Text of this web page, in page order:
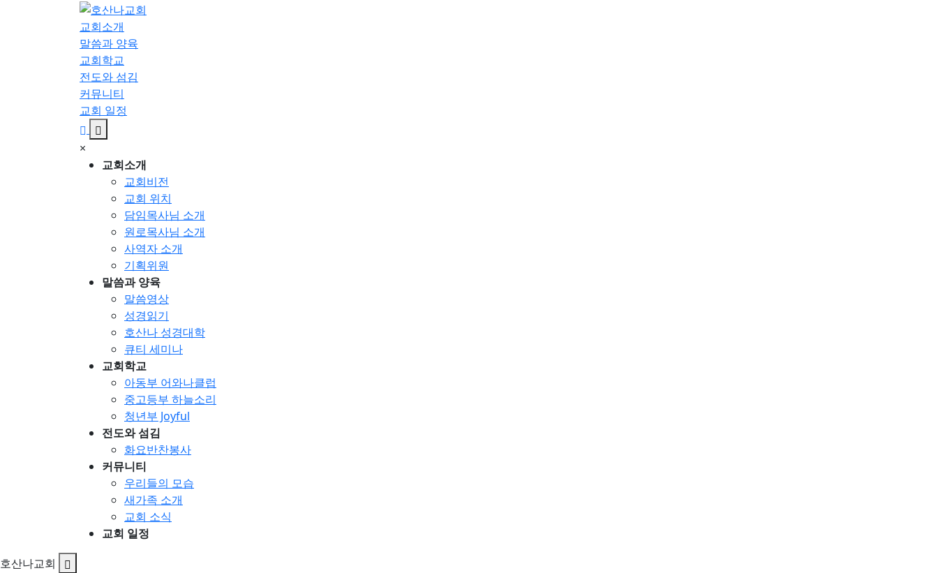
교회소개
말씀과 양육
교회학교
전도와 섬김
커뮤니티
교회 일정
×
교회소개
교회비전
교회 위치
담임목사님 소개
원로목사님 소개
사역자 소개
기획위원
말씀과 양육
말씀영상
성경읽기
호산나 성경대학
큐티 세미나
교회학교
아동부 어와나클럽
중고등부 하늘소리
청년부 Joyful
전도와 섬김
화요반찬봉사
커뮤니티
우리들의 모습
새가족 소개
교회 소식
교회 일정
호산나교회